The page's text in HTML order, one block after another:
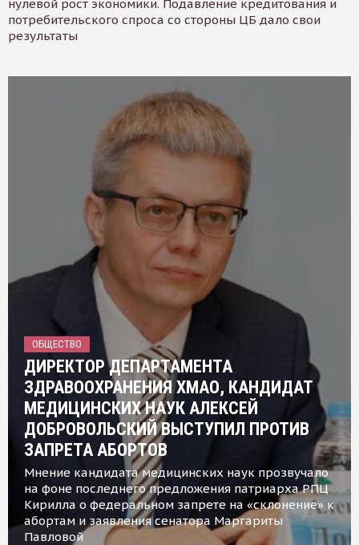
нулевой рост экономики. Подавление кредитования и
потребительского спроса со стороны ЦБ дало свои
результаты
ОБЩЕСТВО
ДИРЕКТОР ДЕПАРТАМЕНТА
ЗДРАВООХРАНЕНИЯ ХМАО, КАНДИДАТ
МЕДИЦИНСКИХ НАУК АЛЕКСЕЙ
ДОБРОВОЛЬСКИЙ ВЫСТУПИЛ ПРОТИВ
ЗАПРЕТА АБОРТОВ
Мнение кандидата медицинских наук прозвучало
на фоне последнего предложения патриарха РПЦ
Кирилла о федеральном запрете на «склонение» к
абортам и заявления сенатора Маргариты
Павловой